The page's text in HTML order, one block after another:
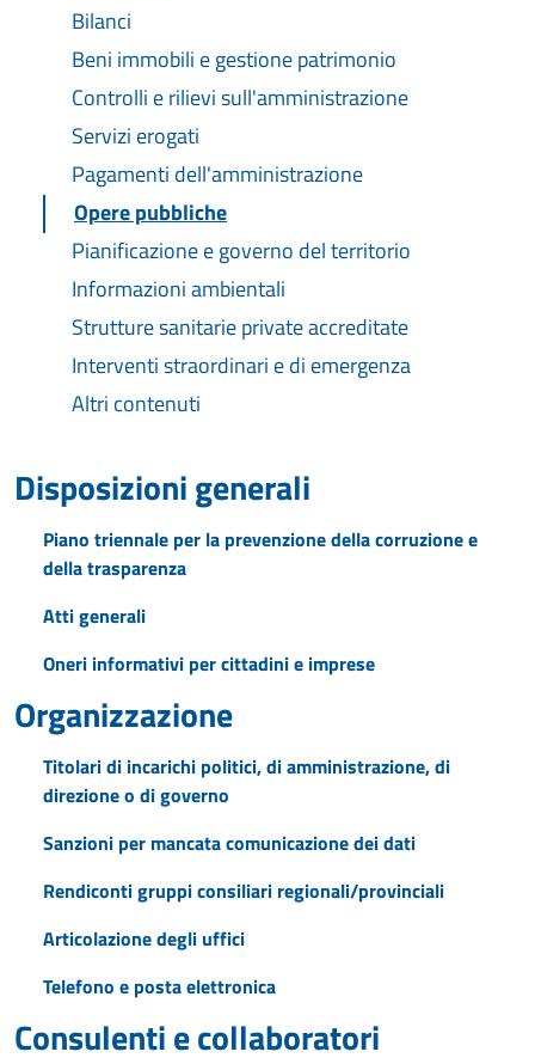
Bilanci
Beni immobili e gestione patrimonio
Controlli e rilievi sull'amministrazione
Servizi erogati
Pagamenti dell'amministrazione
Opere pubbliche
Pianificazione e governo del territorio
Informazioni ambientali
Strutture sanitarie private accreditate
Interventi straordinari e di emergenza
Altri contenuti
Disposizioni generali
Piano triennale per la prevenzione della corruzione e
della trasparenza
Atti generali
Oneri informativi per cittadini e imprese
Organizzazione
Titolari di incarichi politici, di amministrazione, di
direzione o di governo
Sanzioni per mancata comunicazione dei dati
Rendiconti gruppi consiliari regionali/provinciali
Articolazione degli uffici
Telefono e posta elettronica
Consulenti e collaboratori